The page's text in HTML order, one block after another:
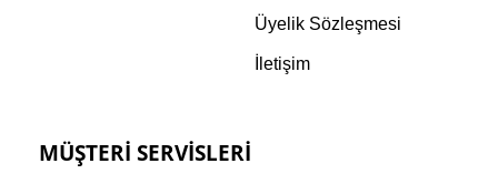
Üyelik Sözleşmesi
İletişim
MÜŞTERI SERVISLERI